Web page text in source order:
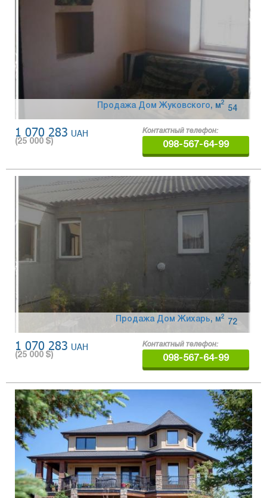
Продажа Дом Жуковского, 54
м2
1 070 283 UAH
(25 000 $)
Контактный телефон:
098-567-64-99
Продажа Дом Жихарь, 72
м 2
1 070 283 UAH
(25 000 $)
Контактный телефон:
098-567-64-99